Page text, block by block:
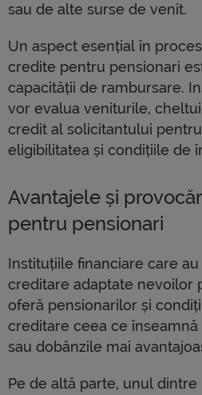
sau de alte surse de venit.
Un aspect esențial în
credite pentru pensionari
capacității de rambursare.
vor evalua veniturile,
credit al solicitantului
eligibilitatea și condițiile de
Avantajele și
pentru pensionari
Instituțiile financiare care
creditare adaptate nevoilor
oferă pensionarilor și
creditare ceea ce
sau dobânzile mai
Pe de altă parte, unul